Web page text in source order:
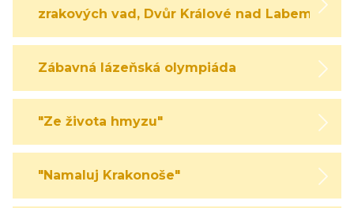
zrakových vad, Dvůr Králové nad Labem
Zábavná lázeňská olympiáda
"Ze života hmyzu"
"Namaluj Krakonoše"